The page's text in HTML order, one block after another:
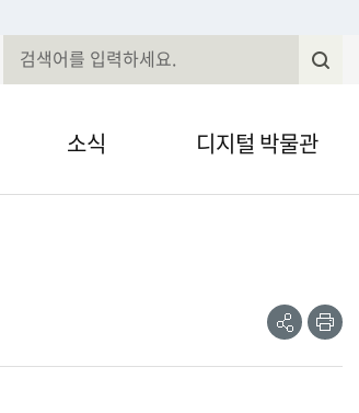
소식 디지털 박물관
인
쇄
공
유